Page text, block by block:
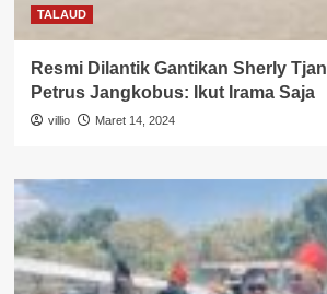
TALAUD
Resmi Dilantik Gantikan Sherly
Petrus Jangkobus: Ikut Irama Saja
villio Maret 14, 2024